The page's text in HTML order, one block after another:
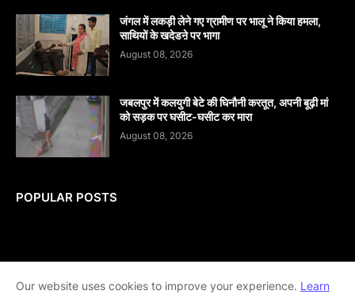
जंगल में लकड़ी लेने गए ग्रामीण पर भालू ने किया हमला,
साथियों के खदेडऩे पर भागा
August 08, 2026
जबलपुर में कलयुगी बेटे की घिनौनी करतूत, अपनी बूढ़ी मां
को सड़क पर घसीट-घसीट कर मारा
August 08, 2026
POPULAR POSTS
Home About contact-us Disclaimer
Our website uses cookies to improve your experience. Learn